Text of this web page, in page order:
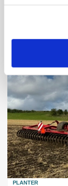
KVÆG
PLANTER